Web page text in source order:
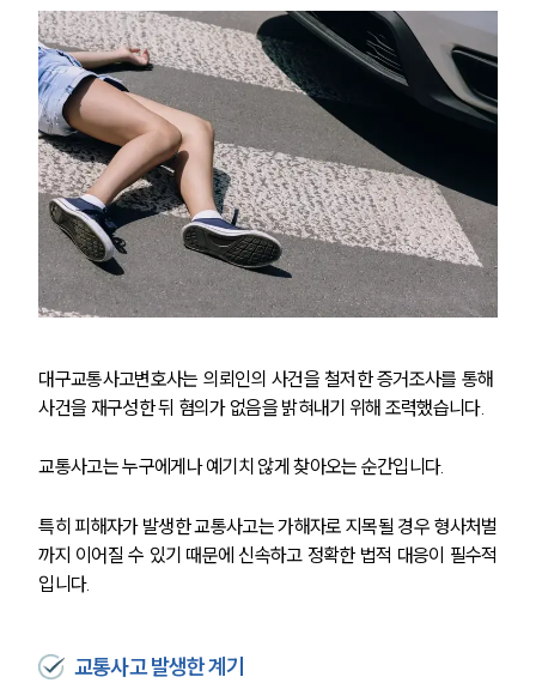
대구교통사고변호사는 의뢰인의 사건을 철저한 증거조사를 통해
사건을 재구성한 뒤 혐의가 없음을 밝혀내기 위해 조력했습니다.
교통사고는 누구에게나 예기치 않게 찾아오는 순간입니다.
특히 피해자가 발생한 교통사고는 가해자로 지목될 경우 형사처벌
까지 이어질 수 있기 때문에 신속하고 정확한 법적 대응이 필수적
입니다.
교통사고 발생한 계기